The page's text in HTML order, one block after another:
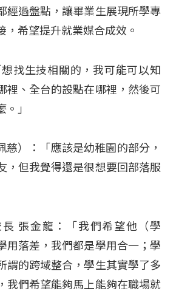
經過盤點，讓畢業生展現所學專
，希望提升就業媒合成效。
找生技相關的，我可能可以知
裡、全台的設點在哪裡，然後可
」
）：「應該是幼稚園的部分，
，但我覺得還是很想要回部落服
張金龍：「我們希望他（學
用落差，我們都是學用合一；學
謂的跨域整合，學生其實學了多
我們希望能夠馬上能夠在職場就